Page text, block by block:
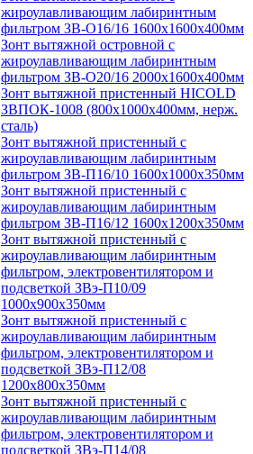
жироулавливающим лабиринтным
фильтром ЗВ-О16/16 1600х1600х400мм
Зонт вытяжной островной с
жироулавливающим лабиринтным
фильтром ЗВ-О20/16 2000х1600х400мм
Зонт вытяжной пристенный HICOLD
ЗВПОК-1008 (800х1000х400мм, нерж.
сталь)
Зонт вытяжной пристенный с
жироулавливающим лабиринтным
фильтром ЗВ-П16/10 1600х1000х350мм
Зонт вытяжной пристенный с
жироулавливающим лабиринтным
фильтром ЗВ-П16/12 1600х1200х350мм
Зонт вытяжной пристенный с
жироулавливающим лабиринтным
фильтром, электровентилятором и
подсветкой ЗВэ-П10/09
1000х900х350мм
Зонт вытяжной пристенный с
жироулавливающим лабиринтным
фильтром, электровентилятором и
подсветкой ЗВэ-П12/08
1200х800х350мм
Зонт вытяжной пристенный с
жироулавливающим лабиринтным
фильтром, электровентилятором и
подсветкой ЗВэ-П14/08